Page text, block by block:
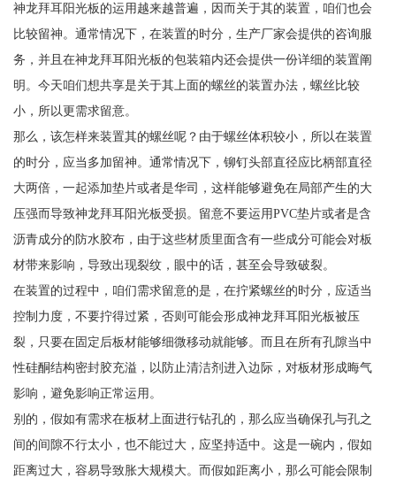
神龙拜耳阳光板的运用越来越普遍，因而关于其的装置，咱们也会
比较留神。通常情况下，在装置的时分，生产厂家会提供的咨询服
务，并且在神龙拜耳阳光板的包装箱内还会提供一份详细的装置阐
明。今天咱们想共享是关于其上面的螺丝的装置办法，螺丝比较
小，所以更需求留意。
那么，该怎样来装置其的螺丝呢？由于螺丝体积较小，所以在装置
的时分，应当多加留神。通常情况下，铆钉头部直径应比柄部直径
大两倍，一起添加垫片或者是华司，这样能够避免在局部产生的大
压强而导致神龙拜耳阳光板受损。留意不要运用PVC垫片或者是含
沥青成分的防水胶布，由于这些材质里面含有一些成分可能会对板
材带来影响，导致出现裂纹，眼中的话，甚至会导致破裂。
在装置的过程中，咱们需求留意的是，在拧紧螺丝的时分，应适当
控制力度，不要拧得过紧，否则可能会形成神龙拜耳阳光板被压
裂，只要在固定后板材能够细微移动就能够。而且在所有孔隙当中
性硅酮结构密封胶充溢，以防止清洁剂进入边际，对板材形成晦气
影响，避免影响正常运用。
别的，假如有需求在板材上面进行钻孔的，那么应当确保孔与孔之
间的间隙不行太小，也不能过大，应坚持适中。这是一碗内，假如
距离过大，容易导致胀大规模大。而假如距离小，那么可能会限制